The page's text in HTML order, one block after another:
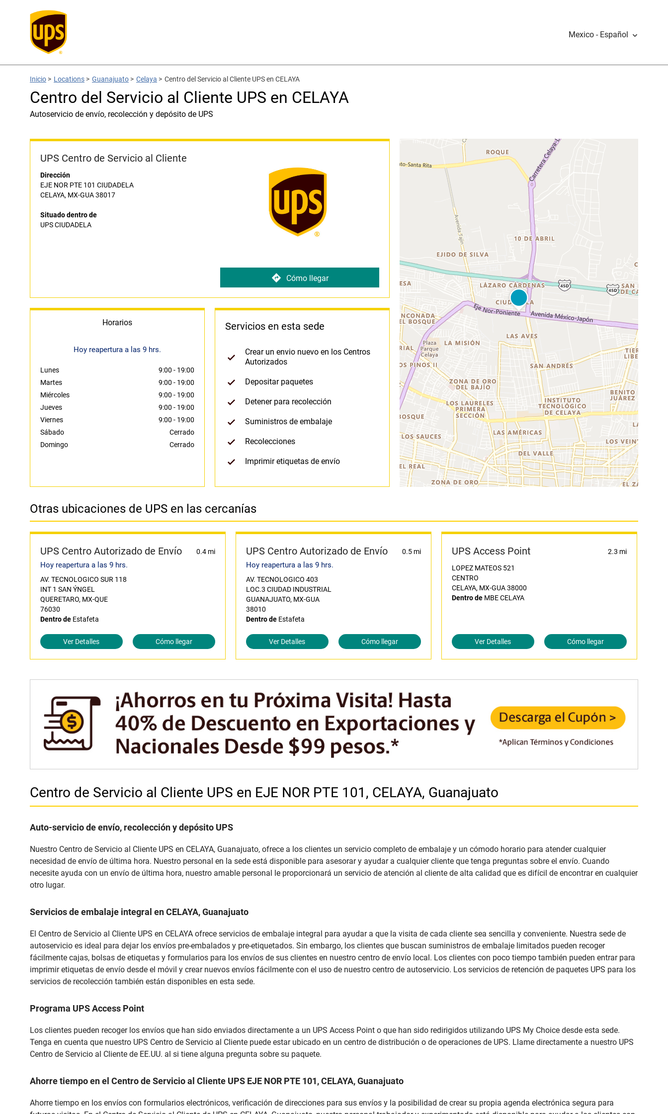
Mexico - Español
Inicio > Locations > Guanajuato > Celaya > Centro del Servicio al Cliente UPS en CELAYA
Centro del Servicio al Cliente UPS en CELAYA
Autoservicio de envío, recolección y depósito de UPS
UPS Centro de Servicio al Cliente
Dirección
EJE NOR PTE 101 CIUDADELA
CELAYA, MX-GUA 38017
Situado dentro de
UPS CIUDADELA
Cómo llegar
Horarios
Hoy reapertura a las 9 hrs.
Lunes 9:00 - 19:00
Martes
9:00 - 19:00
Miércoles
9:00 - 19:00
Jueves
9:00 - 19:00
Viernes
9:00 - 19:00
Sábado
Cerrado
Domingo
Cerrado
Servicios en esta sede
Crear un envio nuevo en los Centros
Autorizados
Depositar paquetes
Detener para recolección
Suministros de embalaje
Recolecciones
Imprimir etiquetas de envío
Otras ubicaciones de UPS en las cercanías
UPS Centro Autorizado de Envío 0.4 mi
Hoy reapertura a las 9 hrs.
AV. TECNOLOGICO SUR 118
INT 1 SAN ÝNGEL
QUERETARO, MX-QUE
76030
Dentro de Estafeta
Ver Detalles Cómo llegar
UPS Centro Autorizado de Envío 0.5 mi
Hoy reapertura a las 9 hrs.
AV. TECNOLOGICO 403
LOC.3 CIUDAD INDUSTRIAL
GUANAJUATO, MX-GUA
38010
Dentro deEstafeta
Ver Detalles Cómo llegar
UPS Access Point 2.3 mi
LOPEZ MATEOS 521
CENTRO
CELAYA, MX-GUA 38000
Dentro deMBE CELAYA
Ver Detalles Cómo llegar
Centro de Servicio al Cliente UPS en EJE NOR PTE 101, CELAYA, Guanajuato
Auto-servicio de envío, recolección y depósito UPS
Nuestro Centro de Servicio al Cliente UPS en CELAYA, Guanajuato, ofrece a los clientes un servicio completo de embalaje y un cómodo horario para atender cualquier
necesidad de envío de última hora. Nuestro personal en la sede está disponible para asesorar y ayudar a cualquier cliente que tenga preguntas sobre el envío. Cuando
necesite ayuda con un envío de última hora, nuestro amable personal le proporcionará un servicio de atención al cliente de alta calidad que es difícil de encontrar en cualquier
otro lugar.
Servicios de embalaje integral en CELAYA, Guanajuato
El Centro de Servicio al Cliente UPS en CELAYA ofrece servicios de embalaje integral para ayudar a que la visita de cada cliente sea sencilla y conveniente. Nuestra sede de
autoservicio es ideal para dejar los envíos pre-embalados y pre-etiquetados. Sin embargo, los clientes que buscan suministros de embalaje limitados pueden recoger
fácilmente cajas, bolsas de etiquetas y formularios para los envíos de sus clientes en nuestro centro de envío local. Los clientes con poco tiempo también pueden entrar para
imprimir etiquetas de envío desde el móvil y crear nuevos envíos fácilmente con el uso de nuestro centro de autoservicio. Los servicios de retención de paquetes UPS para los
servicios de recolección también están disponibles en esta sede.
Programa UPS Access Point
Los clientes pueden recoger los envíos que han sido enviados directamente a un UPS Access Point o que han sido redirigidos utilizando UPS My Choice desde esta sede.
Tenga en cuenta que nuestro UPS Centro de Servicio al Cliente puede estar ubicado en un centro de distribución o de operaciones de UPS. Llame directamente a nuestro UPS
Centro de Servicio al Cliente de EE.UU. al si tiene alguna pregunta sobre su paquete.
Ahorre tiempo en el Centro de Servicio al Cliente UPS EJE NOR PTE 101, CELAYA, Guanajuato
Ahorre tiempo en los envíos con formularios electrónicos, verificación de direcciones para sus envíos y la posibilidad de crear su propia agenda electrónica segura para